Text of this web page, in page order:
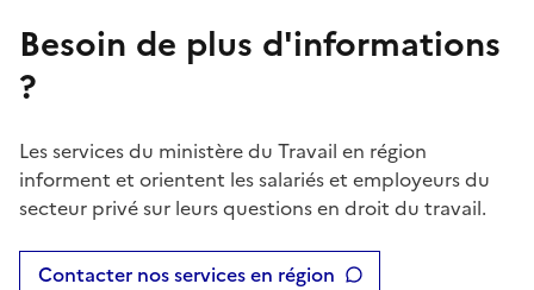
Besoin de plus d'informations
?
Les services du ministère du Travail en région
informent et orientent les salariés et employeurs du
secteur privé sur leurs questions en droit du travail.
Contacter nos services en région